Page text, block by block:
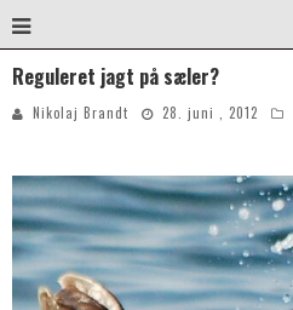
Reguleret jagt på sæler?
Nikolaj Brandt 28. juni , 2012